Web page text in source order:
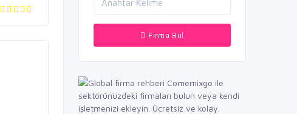
Firma Bul